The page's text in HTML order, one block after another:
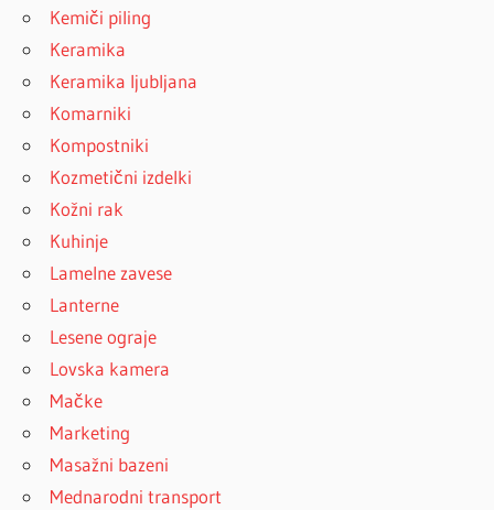
Kemiči piling
Keramika
Keramika ljubljana
Komarniki
Kompostniki
Kozmetični izdelki
Kožni rak
Kuhinje
Lamelne zavese
Lanterne
Lesene ograje
Lovska kamera
Mačke
Marketing
Masažni bazeni
Mednarodni transport